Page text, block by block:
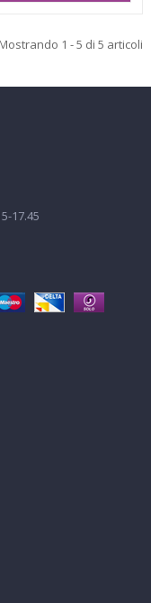
Mostrando 1 - 5 di 5 articoli
17.45